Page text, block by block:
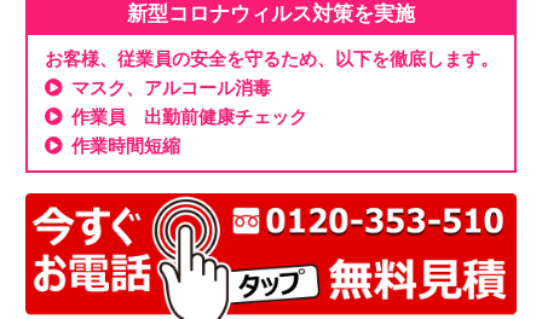
新型コロナウィルス対策を実施
お客様、従業員の安全を守るため、以下を徹底します。
マスク、アルコール消毒
作業員 出勤前健康チェック
作業時間短縮